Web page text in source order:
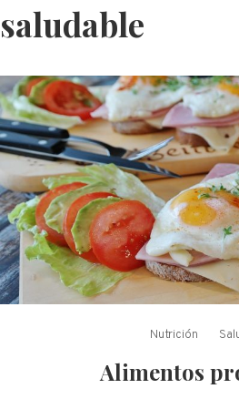
saludable
Nutrición
Alimentos